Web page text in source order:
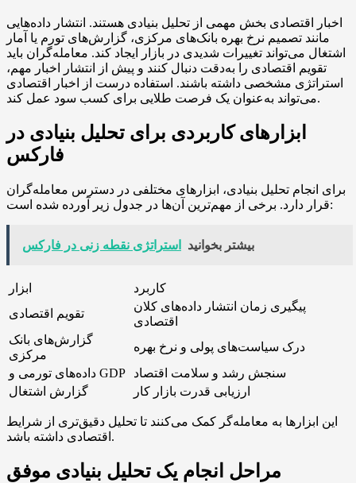
اخبار اقتصادی بخش مهمی از تحلیل بنیادی هستند. انتشار داده‌هایی
مانند تصمیم نرخ بهره بانک‌های مرکزی، گزارش‌های تورم یا آمار
اشتغال می‌تواند تغییرات شدیدی در بازار ایجاد کند. معامله‌گران باید
تقویم اقتصادی را به‌دقت دنبال کنند و پیش از انتشار اخبار مهم،
استراتژی مشخصی داشته باشند. استفاده درست از اخبار اقتصادی
می‌تواند به‌عنوان یک فرصت طلایی برای کسب سود عمل کند.
ابزارهای کاربردی برای تحلیل بنیادی در
فارکس
برای انجام تحلیل بنیادی، ابزارهای مختلفی در دسترس معامله‌گران
قرار دارد. برخی از مهم‌ترین آن‌ها در جدول زیر آورده شده است:
بیشتر بخوانید استراتژی نقطه زنی در فارکس
ابزار
کاربرد
تقویم اقتصادی
پیگیری زمان انتشار داده‌های کلان
اقتصادی
گزارش‌های بانک
مرکزی
درک سیاست‌های پولی و نرخ بهره
داده‌های تورمی و GDP
سنجش رشد و سلامت اقتصاد
گزارش اشتغال
ارزیابی قدرت بازار کار
این ابزارها به معامله‌گر کمک می‌کنند تا تحلیل دقیق‌تری از شرایط
اقتصادی داشته باشد.
مراحل انجام یک تحلیل بنیادی موفق